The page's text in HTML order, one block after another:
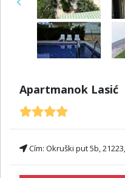
Previous
Apartmanok Lasić
Cím: Okruški put 5b,